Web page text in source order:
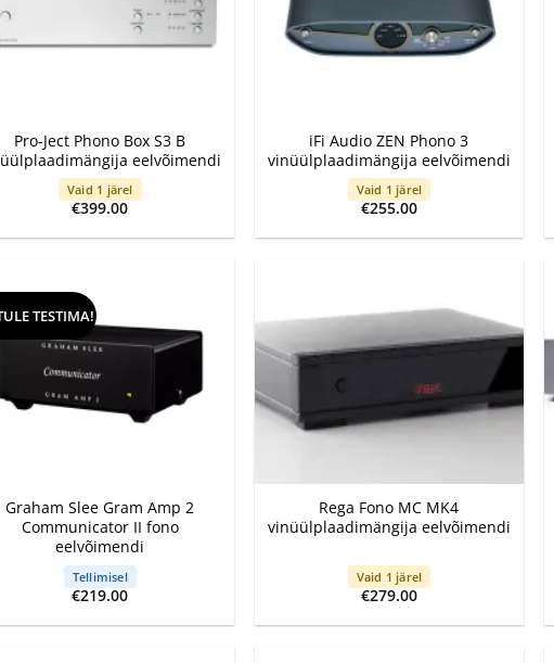
Pro-Ject Phono Box S3 B
eelvõimendi
Vaid 1 järel
€399.00
iFi Audio ZEN Phono 3
vinüülplaadimängija eelvõimendi
Vaid 1 järel
€255.00
TESTIMA!
Graham Slee Gram Amp 2
Communicator II fono
eelvõimendi
Tellimisel
€219.00
Rega Fono MC MK4
vinüülplaadimängija eelvõimendi
Vaid 1 järel
€279.00